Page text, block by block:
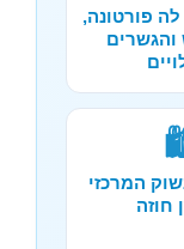
פורטונה,
המרכזי
חוזה